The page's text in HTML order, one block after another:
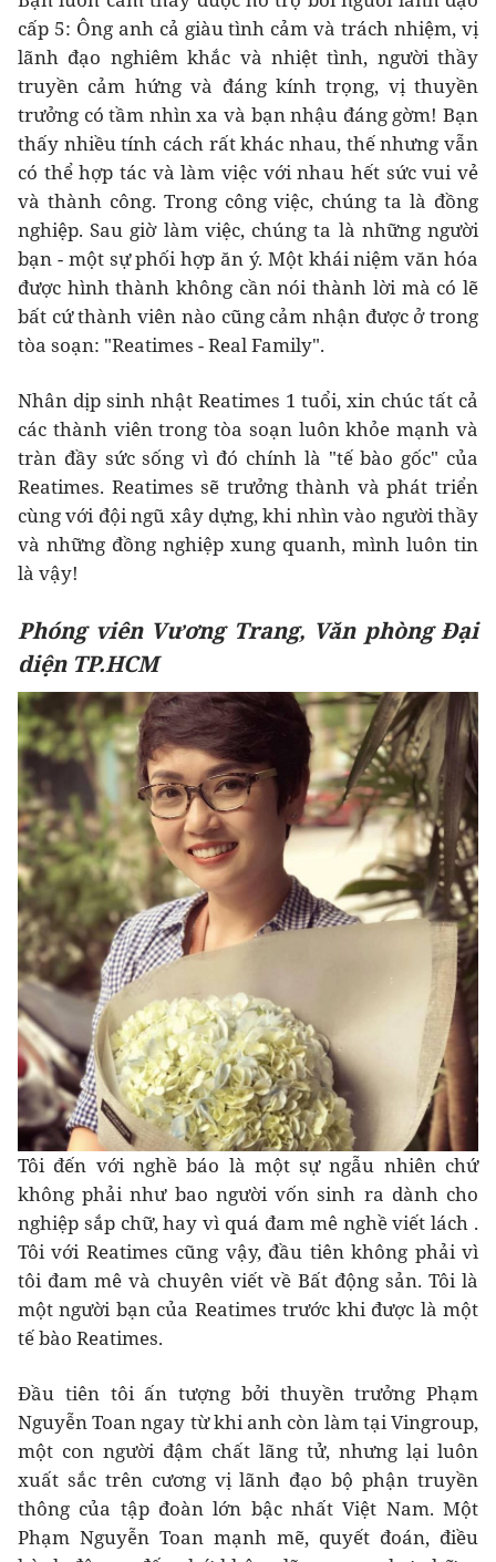
cấp 5: Ông anh cả giàu tình cảm và trách nhiệm, vị
lãnh đạo nghiêm khắc và nhiệt tình, người thầy
truyền cảm hứng và đáng kính trọng, vị thuyền
trưởng có tầm nhìn xa và bạn nhậu đáng gờm! Bạn
thấy nhiều tính cách rất khác nhau, thế nhưng vẫn
có thể hợp tác và làm việc với nhau hết sức vui vẻ
và thành công. Trong công việc, chúng ta là đồng
nghiệp. Sau giờ làm việc, chúng ta là những người
bạn - một sự phối hợp ăn ý. Một khái niệm văn hóa
được hình thành không cần nói thành lời mà có lẽ
bất cứ thành viên nào cũng cảm nhận được ở trong
tòa soạn: "Reatimes - Real Family".
Nhân dịp sinh nhật Reatimes 1 tuổi, xin chúc tất cả
các thành viên trong tòa soạn luôn khỏe mạnh và
tràn đầy sức sống vì đó chính là "tế bào gốc" của
Reatimes. Reatimes sẽ trưởng thành và phát triển
cùng với đội ngũ xây dựng, khi nhìn vào người thầy
và những đồng nghiệp xung quanh, mình luôn tin
là vậy!
Phóng viên Vương Trang, Văn phòng Đại
diện TP.HCM
Tôi đến với nghề báo là một sự ngẫu nhiên chứ
không phải như bao người vốn sinh ra dành cho
nghiệp sắp chữ, hay vì quá đam mê nghề viết lách .
Tôi với Reatimes cũng vậy, đầu tiên không phải vì
tôi đam mê và chuyên viết về Bất động sản. Tôi là
một người bạn của Reatimes trước khi được là một
tế bào Reatimes.
Đầu tiên tôi ấn tượng bởi thuyền trưởng Phạm
Nguyễn Toan ngay từ khi anh còn làm tại Vingroup,
một con người đậm chất lãng tử, nhưng lại luôn
xuất sắc trên cương vị lãnh đạo bộ phận truyền
thông của tập đoàn lớn bậc nhất Việt Nam. Một
Phạm Nguyễn Toan mạnh mẽ, quyết đoán, điều